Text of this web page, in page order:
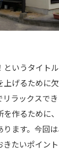
というタイト
上げるために
リラックスで
を作るために
ります。今回
きたいポイン